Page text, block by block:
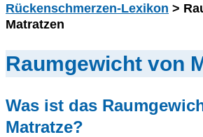
Rückenschmerzen-Lexikon >
Matratzen
Raumgewicht von
Was ist das
Matratze?